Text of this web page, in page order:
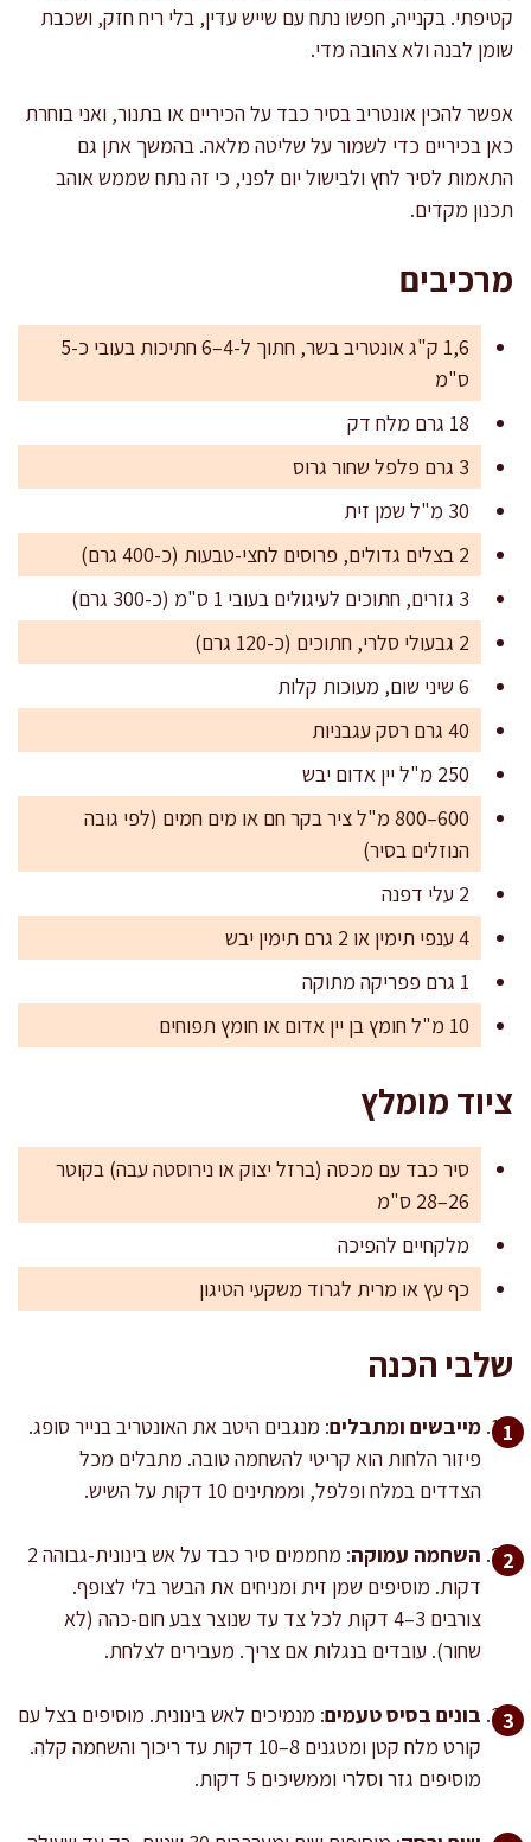
קטיפתי. בקנייה, חפשו נתח עם שייש עדין, בלי ריח חזק, ושכבת
שומן לבנה ולא צהובה מדי.
אפשר להכין אונטריב בסיר כבד על הכיריים או בתנור, ואני בוחרת
כאן בכיריים כדי לשמור על שליטה מלאה. בהמשך אתן גם
התאמות לסיר לחץ ולבישול יום לפני, כי זה נתח שממש אוהב
תכנון מקדים.
מרכיבים
1,6 ק"ג אונטריב בשר, חתוך ל-4–6 חתיכות בעובי כ-5
ס"מ
18 גרם מלח דק
3 גרם פלפל שחור גרוס
30 מ"ל שמן זית
2 בצלים גדולים, פרוסים לחצי-טבעות (כ-400 גרם)
3 גזרים, חתוכים לעיגולים בעובי 1 ס"מ (כ-300 גרם)
2 גבעולי סלרי, חתוכים (כ-120 גרם)
6 שיני שום, מעוכות קלות
40 גרם רסק עגבניות
250 מ"ל יין אדום יבש
600–800 מ"ל ציר בקר חם או מים חמים (לפי גובה
הנוזלים בסיר)
2 עלי דפנה
4 ענפי תימין או 2 גרם תימין יבש
1 גרם פפריקה מתוקה
10 מ"ל חומץ בן יין אדום או חומץ תפוחים
ציוד מומלץ
סיר כבד עם מכסה (ברזל יצוק או נירוסטה עבה) בקוטר
26–28 ס"מ
מלקחיים להפיכה
כף עץ או מרית לגרוד משקעי הטיגון
שלבי הכנה
מייבשים ומתבלים: מנגבים היטב את האונטריב בנייר סופג.
פיזור הלחות הוא קריטי להשחמה טובה. מתבלים מכל
הצדדים במלח ופלפל, וממתינים 10 דקות על השיש.
השחמה עמוקה
: מחממים סיר כבד על אש בינונית-גבוהה 2
דקות. מוסיפים שמן זית ומניחים את הבשר בלי לצופף.
צורבים 3–4 דקות לכל צד עד שנוצר צבע חום-כהה (לא
שחור). עובדים בנגלות אם צריך. מעבירים לצלחת.
בונים בסיס טעמים: מנמיכים לאש בינונית. מוסיפים בצל עם
קורט מלח קטן ומטגנים 8–10 דקות עד ריכוך והשחמה קלה.
מוסיפים גזר וסלרי וממשיכים 5 דקות.